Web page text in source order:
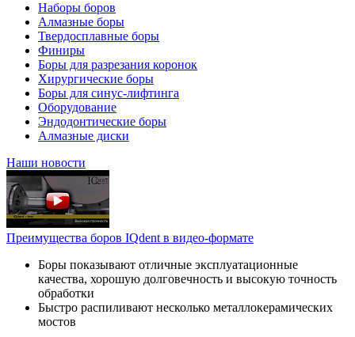
Наборы боров
Алмазные боры
Твердосплавные боры
Финиры
Боры для разрезания коронок
Хирургические боры
Боры для синус-лифтинга
Оборудование
Эндодонтические боры
Алмазные диски
Наши новости
Преимущества боров IQdent в видео-формате
Боры показывают отличные эксплуатационные
качества, хорошую долговечность и высокую точность
обработки
Быстро распиливают несколько металлокерамических
мостов